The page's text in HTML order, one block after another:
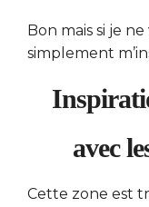
Bon mais si je
simplement
avec
Cette zone est